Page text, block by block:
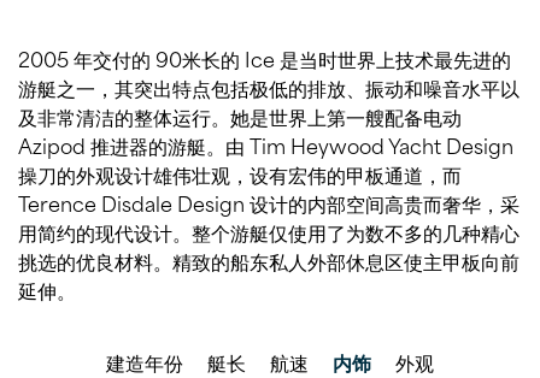
2005 年交付的 90米长的 Ice 是当时世界上技术最先进的
游艇之一，其突出特点包括极低的排放、振动和噪音水平以
及非常清洁的整体运行。她是世界上第一艘配备电动
Azipod 推进器的游艇。由 Tim Heywood Yacht Design
操刀的外观设计雄伟壮观，设有宏伟的甲板通道，而
Terence Disdale Design 设计的内部空间高贵而奢华，采
用简约的现代设计。整个游艇仅使用了为数不多的几种精心
挑选的优良材料。精致的船东私人外部休息区使主甲板向前
延伸。
建造年份 艇长 航速 内饰 外观